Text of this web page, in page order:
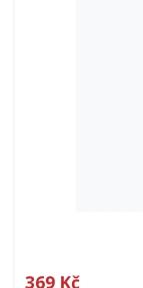
369 Kč